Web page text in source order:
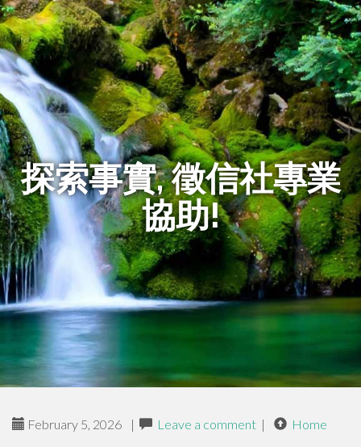
探索事實, 徵信社專業
協助!
February 5, 2026 | Leave a comment | Home